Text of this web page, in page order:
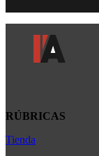
RÚBRICAS
Africa
Tienda